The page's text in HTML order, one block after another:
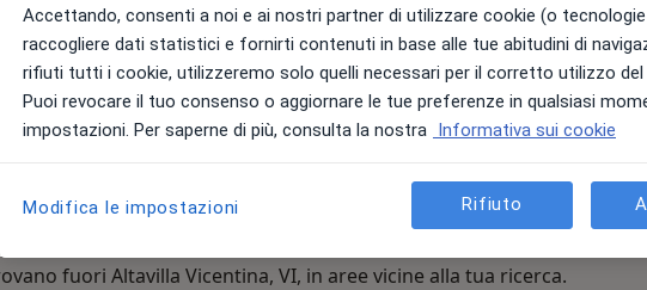
Vicenza • Mappa
fuori Altavilla Vicentina, VI, in aree vicine alla tua ricerca.
Accettando, consenti a noi e ai nostri partner di utilizzare cookie (o
raccogliere dati statistici e fornirti contenuti in base alle tue abitudini di
rifiuti tutti i cookie, utilizzeremo solo quelli necessari per il corretto utilizzo
Puoi revocare il tuo consenso o aggiornare le tue preferenze in qualsiasi
impostazioni. Per saperne di più, consulta la nostra Informativa sui cookie
Modifica le impostazioni Rifiuto